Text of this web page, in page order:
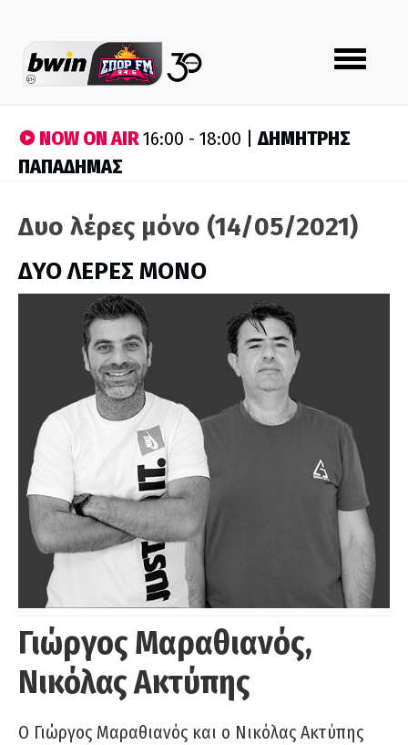
Toggle
navigation
NOW ON AIR16:00 - 18:00 |ΔΗΜΗΤΡΗΣ
ΠΑΠΑΔΗΜΑΣ
Δυο λέρες μόνο (14/05/2021)
ΔΥΟ ΛΕΡΕΣ ΜΟΝΟ
Γιώργος Μαραθιανός,
Νικόλας Ακτύπης
Ο Γιώργος Μαραθιανός και ο Νικόλας Ακτύπης